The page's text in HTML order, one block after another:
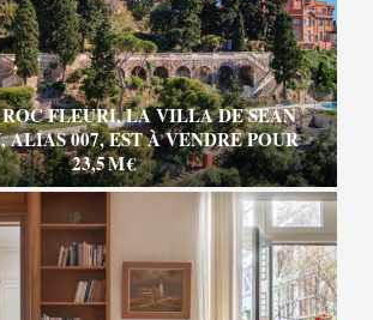
FLEURI, LA VILLA DE SEAN
ALIAS 007, EST À VENDRE POUR
23,5 M €